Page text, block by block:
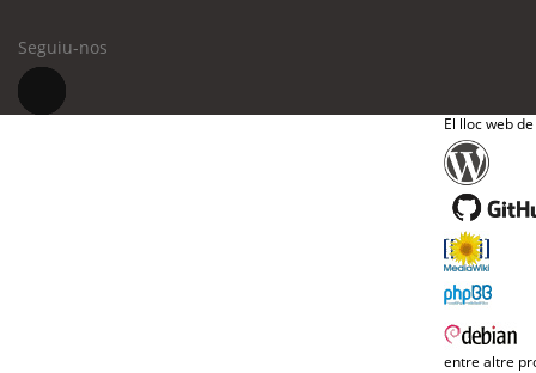
Seguiu-nos
El lloc web
entre altre